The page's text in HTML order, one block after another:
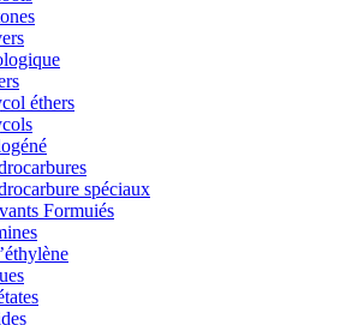
éthers
spéciaux
Formuiés